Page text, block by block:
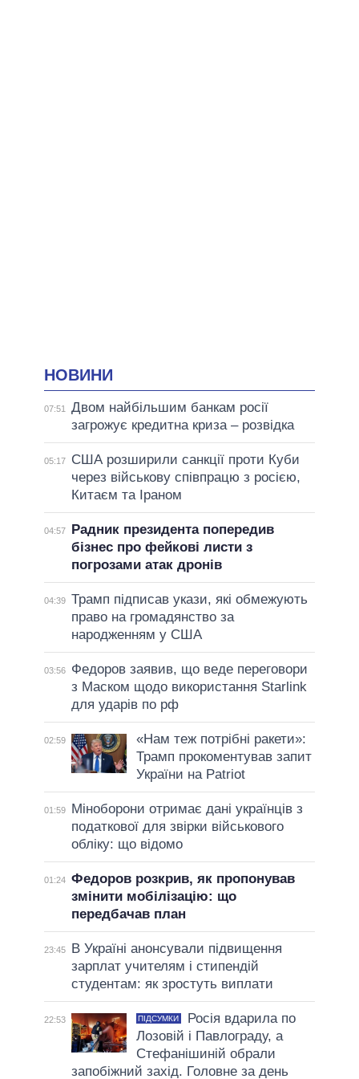
НОВИНИ
07:51
Двом найбільшим банкам росії
загрожує кредитна криза – розвідка
05:17
США розширили санкції проти Куби
через військову співпрацю з росією,
Китаєм та Іраном
04:57
Радник президента попередив
бізнес про фейкові листи з
погрозами атак дронів
04:39 Трамп підписав укази, які обмежують
право на громадянство за
народженням у США
03:56
Федоров заявив, що веде переговори
з Маском щодо використання Starlink
для ударів по рф
02:59
«Нам теж потрібні ракети»:
Трамп прокоментував запит
України на Patriot
01:59
Міноборони отримає дані українців з
податкової для звірки військового
обліку: що відомо
01:24 Федоров розкрив, як пропонував
змінити мобілізацію: що
передбачав план
23:45
В Україні анонсували підвищення
зарплат учителям і стипендій
студентам: як зростуть виплати
22:53 ПІДСУМКИ
Росія вдарила по
Лозовій і Павлограду, а
Стефанішиній обрали
запобіжний захід. Головне за день